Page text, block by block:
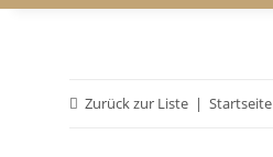
Zurück zur Liste Startseite